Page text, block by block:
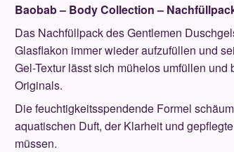
Baobab – Body Collection –
Das Nachfüllpack des Gentlemen
Glasflakon immer wieder aufzufüllen und
Gel-Textur lässt sich mühelos umfüllen
Originals.
Die feuchtigkeitsspendende Formel
aquatischen Duft, der Klarheit und
müssen.